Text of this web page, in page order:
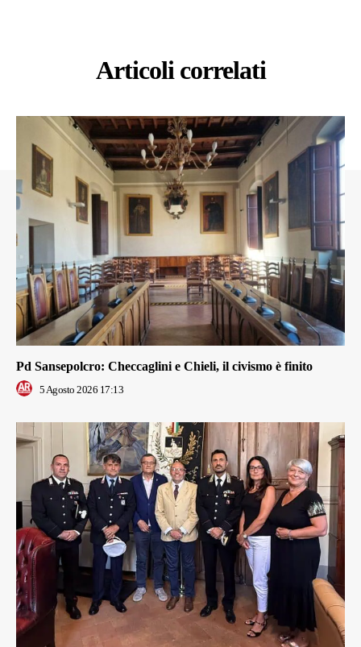
Articoli correlati
Pd Sansepolcro: Checcaglini e Chieli, il civismo è finito
5 Agosto 2026 17:13